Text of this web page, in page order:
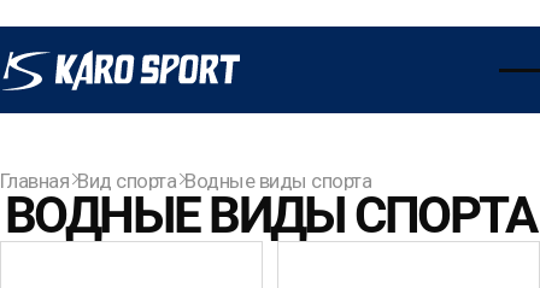
Главная Вид спорта Водные виды спорта
ВОДНЫЕ ВИДЫ СПОРТА